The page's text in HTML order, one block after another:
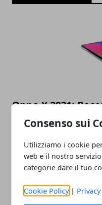
Consenso sui
Utilizziamo i cookie
web e il nostro
categorie dare il tuo
Cookie Policy |
Oppo X 2021:
08/06/2022